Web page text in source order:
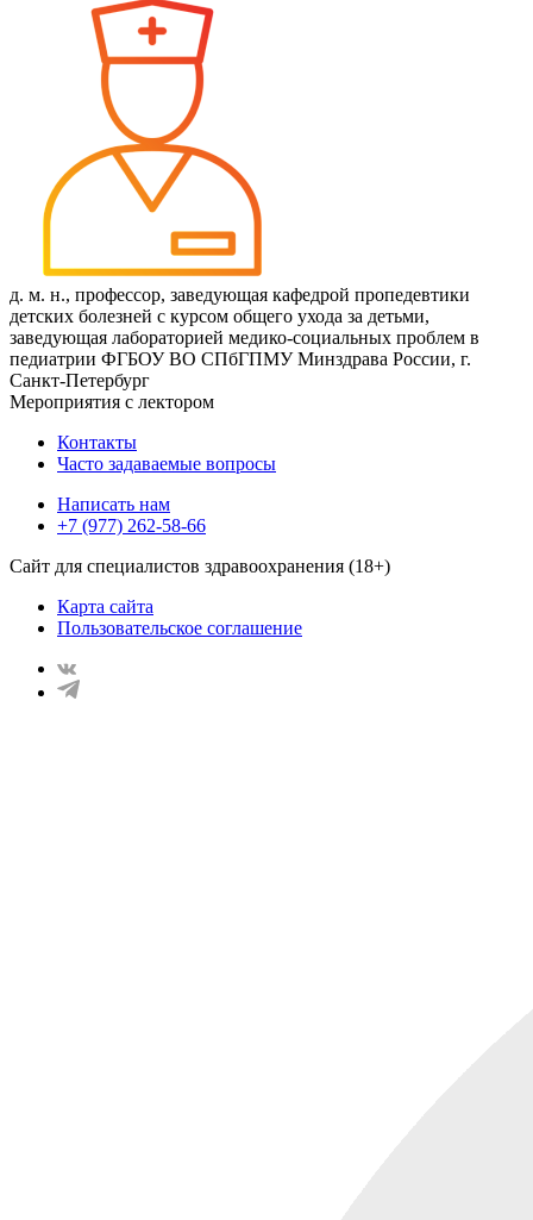
д. м. н., профессор, заведующая кафедрой пропедевтики
детских болезней с курсом общего ухода за детьми,
заведующая лабораторией медико-социальных проблем в
педиатрии ФГБОУ ВО СПбГПМУ Минздрава России, г.
Санкт-Петербург
Мероприятия с лектором
Контакты
Часто задаваемые вопросы
Написать нам
+7 (977) 262-58-66
Сайт для специалистов здравоохранения (18+)
Карта сайта
Пользовательское соглашение